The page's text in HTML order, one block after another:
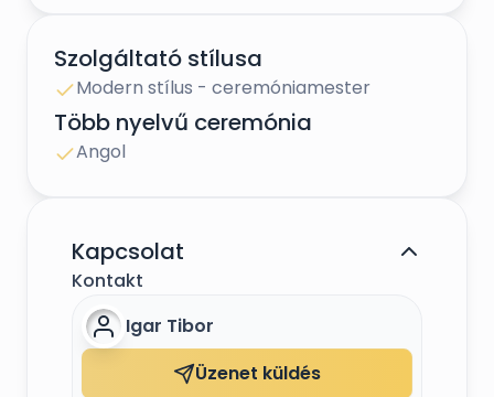
fele, elsősorban azok, akik vőfélyt keresnek az
esküvőjükre, csak táncolni járnak hozzám.
Azoknak a pároknak vagyok én remek választás,
akik bulizós esküvőben gondolkodnak és olyan
ceremóniamestert keresnek, aki táncba viszi a
násznépet és fenntartja az egész lagzi
hangulatát.
Szolgáltató stílusa
Modern stílus - ceremóniamester
Több nyelvű ceremónia
Angol
Kapcsolat
Kontakt
Igar Tibor
Üzenet küldés